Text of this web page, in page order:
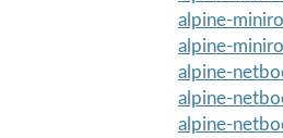
alpine-
alpine-
alpine-
alpine-
alpine-